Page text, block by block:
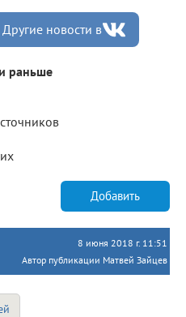
Другие новости в
раньше
Добавить
8 июня 2018 г. 11:51
Автор публикации Матвей Зайцев